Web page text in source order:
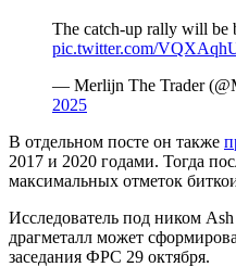
The catch-up rally will be
pic.twitter.com/
— Merlijn The Trader
2025
В отдельном посте он также
2017 и 2020 годами. Тогда
максимальных отметок
Исследователь под ником
драгметалл может
заседания ФРС 29 октября.